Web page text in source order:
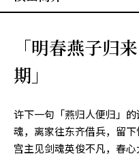
「明春燕子归
期」
许下一句「燕归人便归」
魂，离家往东齐借兵，留
宫主见剑魂英俊不凡，春